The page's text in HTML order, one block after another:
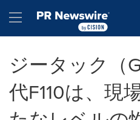
Hamburger menu
ジータック（
代F110は、現